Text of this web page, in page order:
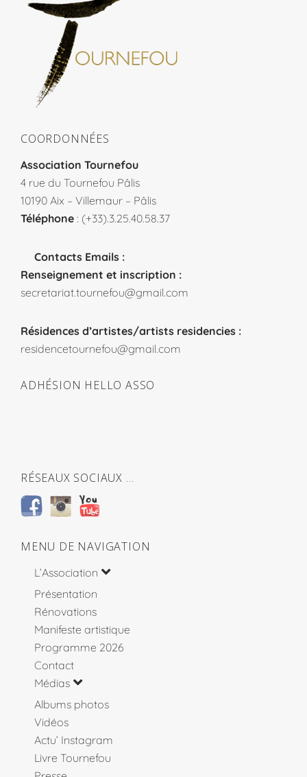
COORDONNÉES
Association Tournefou
4 rue du Tournefou Pâlis
10190 Aix – Villemaur – Pâlis
Téléphone : (+33).3.25.40.58.37
Contacts Emails :
Renseignement et inscription :
secretariat.tournefou@gmail.com
Résidences d’artistes/artists residencies :
residencetournefou@gmail.com
ADHÉSION HELLO ASSO
RÉSEAUX SOCIAUX …
MENU DE NAVIGATION
L’Association
Présentation
Rénovations
Manifeste artistique
Programme 2026
Contact
Médias
Albums photos
Vidéos
Actu’ Instagram
Livre Tournefou